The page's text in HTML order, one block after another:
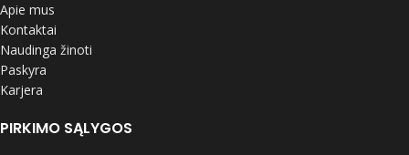
Apie mus
Kontaktai
Naudinga žinoti
Paskyra
Karjera
PIRKIMO SĄLYGOS